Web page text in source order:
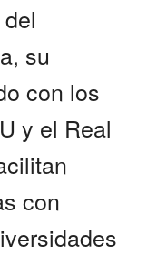
su
con los
y el Real
con